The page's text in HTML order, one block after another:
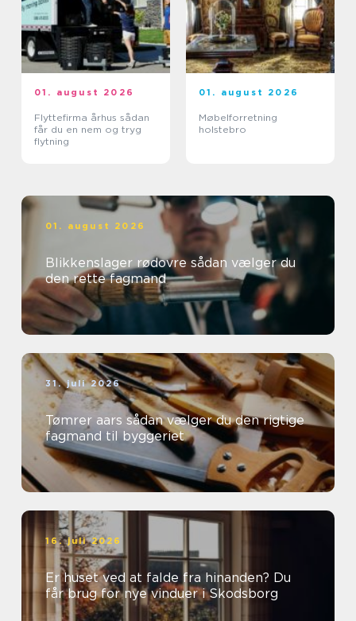
01. august 2026
Flyttefirma århus sådan
får du en nem og tryg
flytning
01. august 2026
Møbelforretning
holstebro
01. august 2026
Blikkenslager rødovre sådan vælger du
den rette fagmand
31. juli 2026
Tømrer aars sådan vælger du den rigtige
fagmand til byggeriet
16. juli 2026
Er huset ved at falde fra hinanden? Du
får brug for nye vinduer i Skodsborg